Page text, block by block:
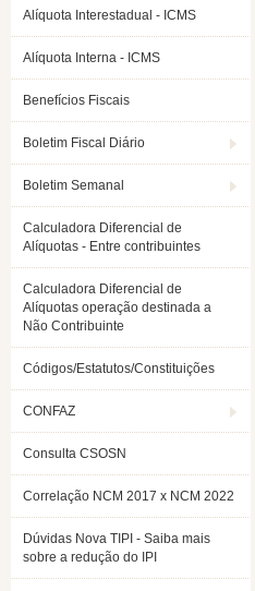
Alíquota Interestadual - ICMS
Alíquota Interna - ICMS
Benefícios Fiscais
Boletim Fiscal Diário
Boletim Semanal
Calculadora Diferencial de
Alíquotas - Entre contribuintes
Calculadora Diferencial de
Alíquotas operação destinada a
Não Contribuinte
Códigos/Estatutos/Constituições
CONFAZ
Consulta CSOSN
Correlação NCM 2017 x NCM 2022
Dúvidas Nova TIPI - Saiba mais
sobre a redução do IPI